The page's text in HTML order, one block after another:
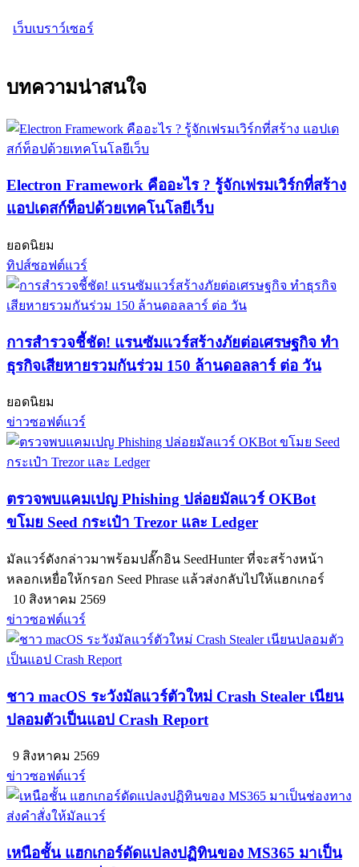
เว็บเบราว์เซอร์
บทความน่าสนใจ
Electron Framework คืออะไร ? รู้จักเฟรมเวิร์กที่สร้าง
แอปเดสก์ท็อปด้วยเทคโนโลยีเว็บ
ยอดนิยม
ทิปส์ซอฟต์แวร์
การสำรวจชี้ชัด! แรนซัมแวร์สร้างภัยต่อเศรษฐกิจ ทำ
ธุรกิจเสียหายรวมกันร่วม 150 ล้านดอลลาร์ ต่อ วัน
ยอดนิยม
ข่าวซอฟต์แวร์
ตรวจพบแคมเปญ Phishing ปล่อยมัลแวร์ OKBot
ขโมย Seed กระเป๋า Trezor และ Ledger
มัลแวร์ดังกล่าวมาพร้อมปลั๊กอิน SeedHunter ที่จะสร้างหน้า
หลอกเหยื่อให้กรอก Seed Phrase แล้วส่งกลับไปให้แฮกเกอร์
10 สิงหาคม 2569
ข่าวซอฟต์แวร์
ชาว macOS ระวังมัลแวร์ตัวใหม่ Crash Stealer เนียน
ปลอมตัวเป็นแอป Crash Report
9 สิงหาคม 2569
ข่าวซอฟต์แวร์
เหนือชั้น แฮกเกอร์ดัดแปลงปฏิทินของ MS365 มาเป็น